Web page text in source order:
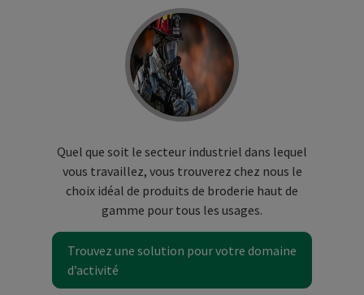
Quel que soit le secteur industriel dans lequel
vous travaillez, vous trouverez chez nous le
choix idéal de produits de broderie haut de
gamme pour tous les usages.
Trouvez une solution pour votre domaine
d’activité